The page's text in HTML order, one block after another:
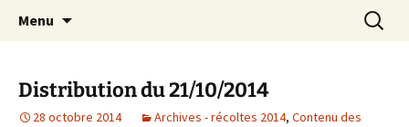
SAULXGOOD!
AMAP de Saulx-les-Chartreux, paniers bio
Menu
Distribution du 21/10/2014
28 octobre 2014 Archives - récoltes 2014, Contenu des